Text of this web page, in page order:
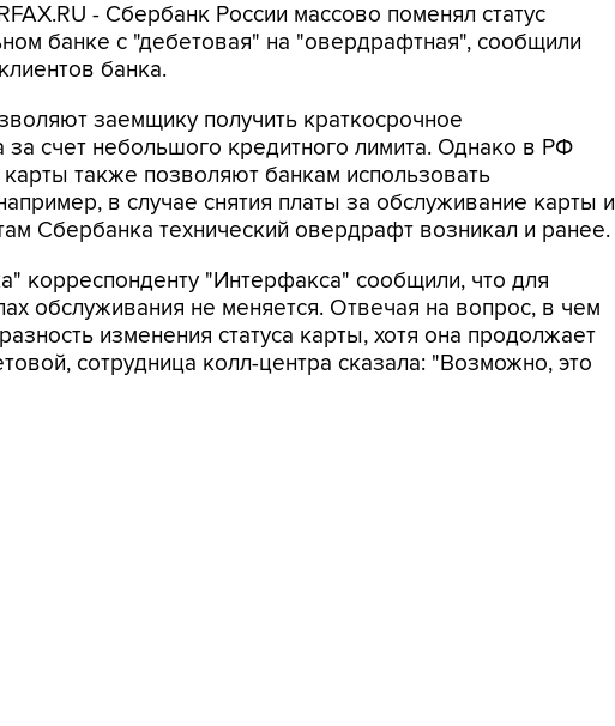
- Сбербанк России массово поменял статус
банке с "дебетовая" на "овердрафтная", сообщили
банка.
заемщику получить краткосрочное
за счет небольшого кредитного лимита. Однако в РФ
также позволяют банкам использовать
в случае снятия платы за обслуживание карты и
Сбербанка технический овердрафт возникал и ранее.
корреспонденту "Интерфакса" сообщили, что для
обслуживания не меняется. Отвечая на вопрос, в чем
изменения статуса карты, хотя она продолжает
сотрудница колл-центра сказала: "Возможно, это